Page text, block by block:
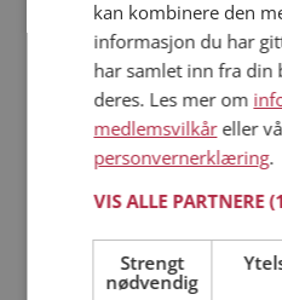
Trinn 2 - Slik fungerer våre
Trinn 3 - Tips til hvordan du tar
Sikker dating
Dating på mobilen
Dating på Møteplassen
Nettdatingtips
Match Making på Møteplassen
Kvinner fra Masfjorden
kan kombinere den
informasjon du har
har samlet inn fra din
deres. Les mer om
medlemsvilkåreller
personvernerklæring.
VIS ALLE PARTNERE
Strengt
nødvendig